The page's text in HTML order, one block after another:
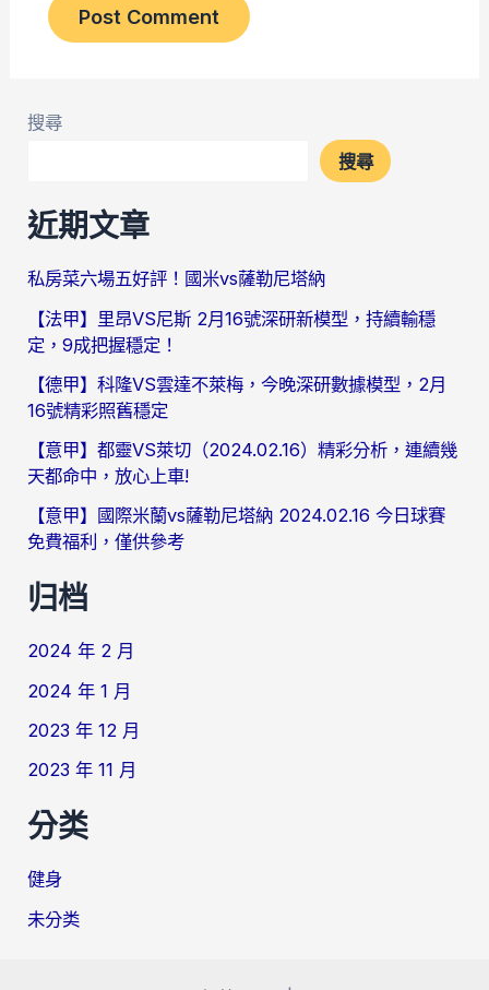
搜尋
搜尋
近期文章
私房菜六場五好評！國米vs薩勒尼塔納
【法甲】里昂VS尼斯 2月16號深研新模型，持續輸穩
定，9成把握穩定！
【德甲】科隆VS雲達不萊梅，今晚深研數據模型，2月
16號精彩照舊穩定
【意甲】都靈VS萊切（2024.02.16）精彩分析，連續幾
天都命中，放心上車!
【意甲】國際米蘭vs薩勒尼塔納 2024.02.16 今日球賽
免費福利，僅供參考
归档
2024 年 2 月
2024 年 1 月
2023 年 12 月
2023 年 11 月
分类
健身
未分类